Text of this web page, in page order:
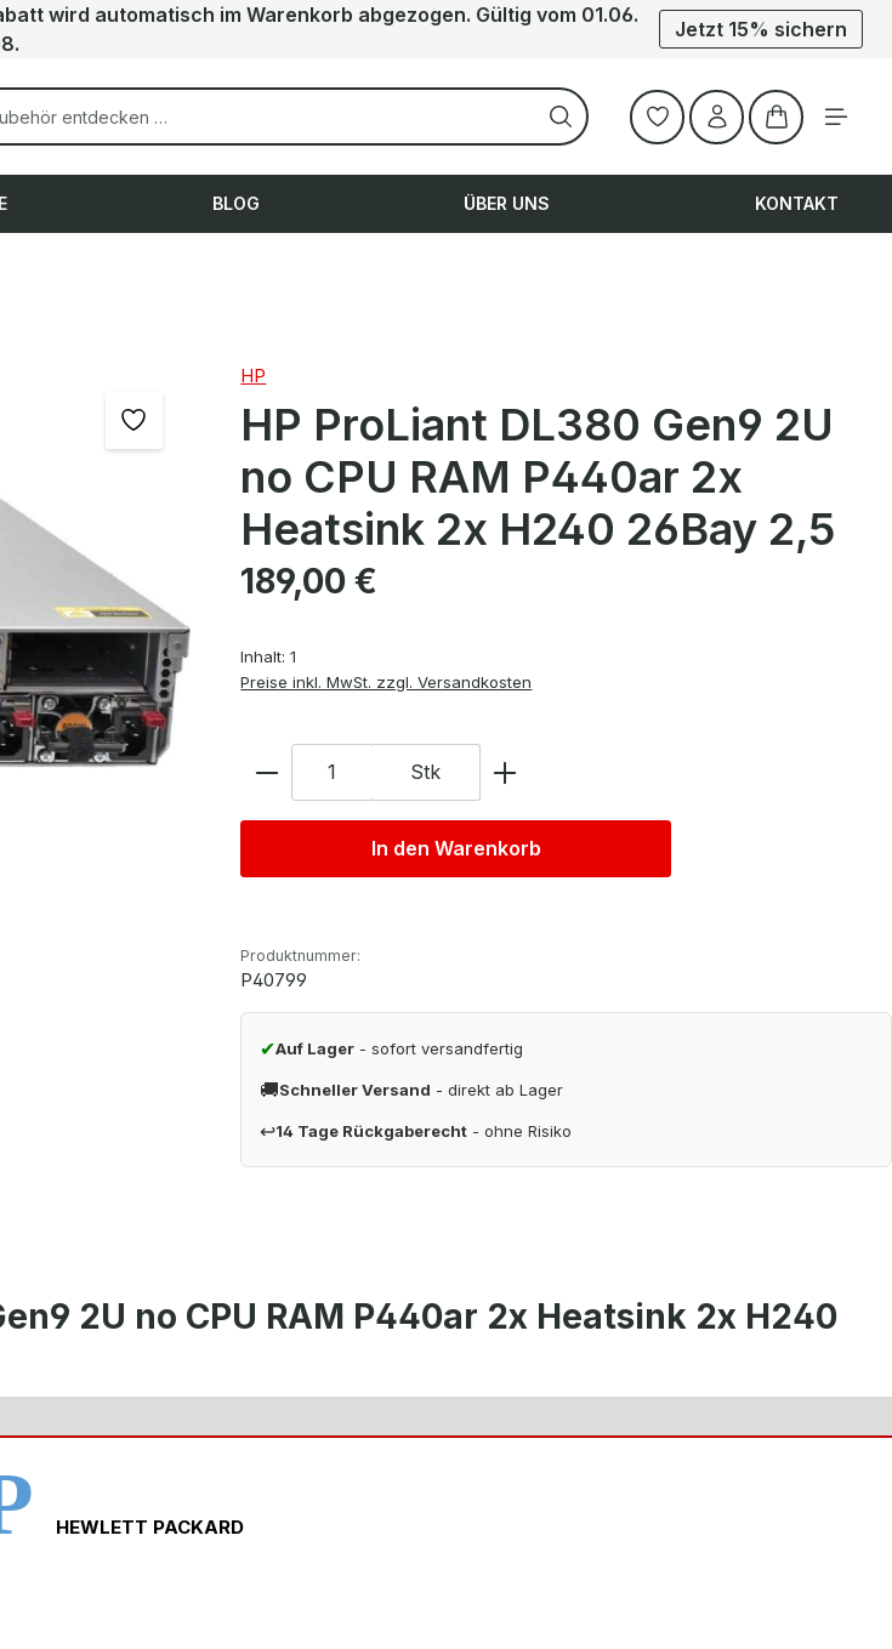
wird automatisch im Warenkorb abgezogen. Gültig vom 01.06.
Jetzt 15% sichern
Warenkorb
BLOG ÜBER UNS KONTAKT
HP
HP ProLiant DL380 Gen9 2U
no CPU RAM P440ar 2x
Heatsink 2x H240 26Bay 2,5
Regulärer Preis:
189,00 €
Inhalt:1
Preise inkl. MwSt. zzgl. Versandkosten
Anzahl Stk
In den Warenkorb
Produktnummer:
P40799
✔Auf Lager - sofort versandfertig
🚚Schneller Versand - direkt ab Lager
↩14 Tage Rückgaberecht - ohne Risiko
2U no CPU RAM P440ar 2x Heatsink 2x H240
HEWLETT PACKARD